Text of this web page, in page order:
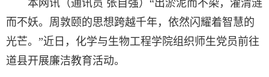
本网讯（通讯员 张自强）“出淤泥而不染，濯清涟
而不妖。周敦颐的思想跨越千年，依然闪耀着智慧的
光芒。”近日，化学与生物工程学院组织师生党员前往
道县开展廉洁教育活动。